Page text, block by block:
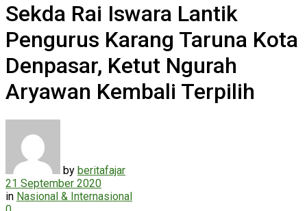
Sekda Rai Iswara Lantik
Pengurus Karang Taruna Kota
Denpasar, Ketut Ngurah
Aryawan Kembali Terpilih
by beritafajar
21 September 2020
in Nasional & Internasional